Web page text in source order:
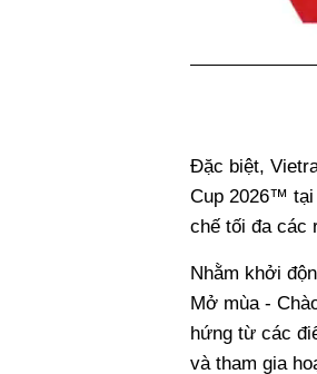
Đặc biệt,
Cup 2026™ tại
chế tối đa các
Nhằm khởi
Mở mùa -
hứng từ các
và tham gia